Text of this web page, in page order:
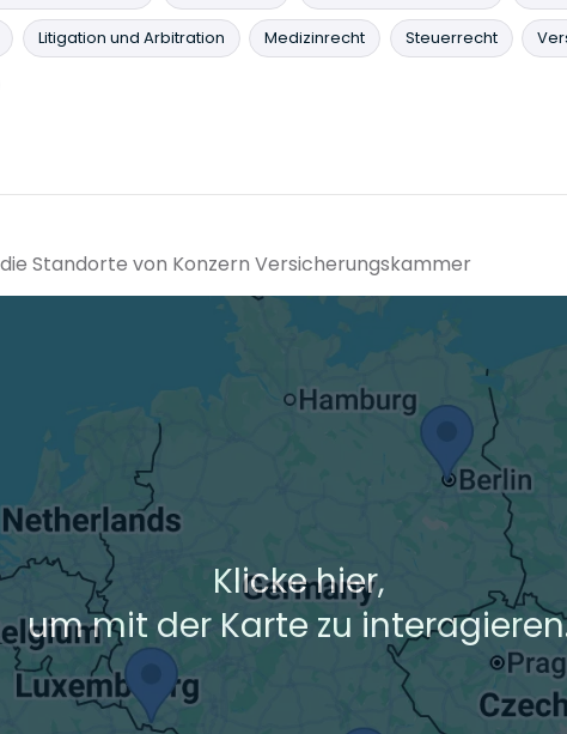
Litigation und Arbitration Medizinrecht Steuerrecht
Standorte von Konzern Versicherungskammer
Klicke hier,
um mit der Karte zu